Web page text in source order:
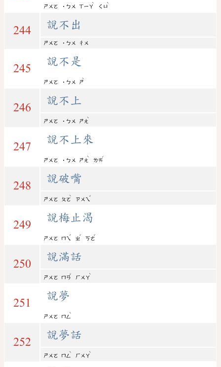
ㄕㄨㄛ ˙ㄅㄨ ㄒㄧㄚ
ˋ
ㄑㄩ
ˋ
244 說不出
ㄕㄨㄛ ˙ㄅㄨ ㄔㄨ
245
說不是
ㄕㄨㄛ ˙ㄅㄨ ㄕ
ˋ
246
說不上
ㄕㄨㄛ ˙ㄅㄨ ㄕㄤ
ˋ
247
說不上來
ㄕㄨㄛ ˙ㄅㄨ ㄕㄤ
ˋ
ㄌㄞ
ˊ
248
說破嘴
ㄕㄨㄛ ㄆㄛ
ˋ
ㄗㄨㄟ
ˇ
249
說梅止渴
ㄕㄨㄛ ㄇㄟ
ˊ
ㄓ
ˇ
ㄎㄜ
ˇ
250
說滿話
ㄕㄨㄛ ㄇㄢ
ˇ
ㄏㄨㄚ
ˋ
251
說夢
ㄕㄨㄛ ㄇㄥ
ˋ
252
說夢話
ㄕㄨㄛ ㄇㄥ
ˋ
ㄏㄨㄚ
ˋ